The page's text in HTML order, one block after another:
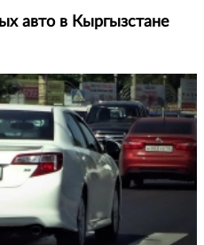
авто в Кыргызстане